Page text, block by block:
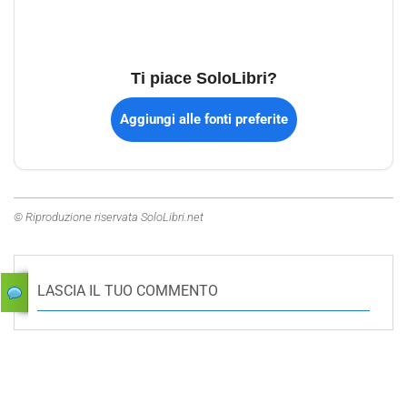
Ti piace SoloLibri?
Aggiungi alle fonti preferite
© Riproduzione riservata SoloLibri.net
LASCIA IL TUO COMMENTO